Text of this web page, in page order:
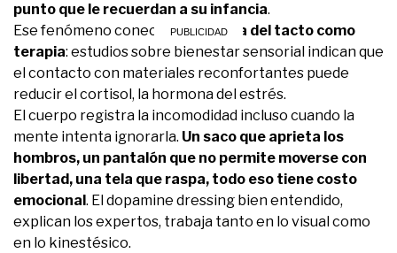
punto que le recuerdan a su infancia.
Ese fenómeno conecta conla idea del tacto como
terapia: estudios sobre bienestar sensorial indican que
el contacto con materiales reconfortantes puede
reducir el cortisol, la hormona del estrés.
El cuerpo registra la incomodidad incluso cuando la
mente intenta ignorarla. Un saco que aprieta los
hombros, un pantalón que no permite moverse con
libertad, una tela que raspa, todo eso tiene costo
emocional . El dopamine dressing bien entendido,
explican los expertos, trabaja tanto en lo visual como
en lo kinestésico.